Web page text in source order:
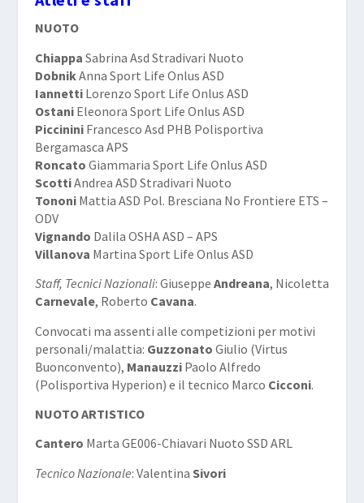
NUOTO
Chiappa Sabrina Asd Stradivari Nuoto
DobnikAnna Sport Life Onlus ASD
IannettiLorenzo Sport Life Onlus ASD
OstaniEleonora Sport Life Onlus ASD
PiccininiFrancesco Asd PHB Polisportiva
Bergamasca APS
Roncato Giammaria Sport Life Onlus ASD
ScottiAndrea ASD Stradivari Nuoto
TononiMattia ASD Pol. Bresciana No Frontiere ETS –
ODV
Vignando Dalila OSHA ASD – APS
Villanova Martina Sport Life Onlus ASD
Staff, Tecnici Nazionali: Giuseppe Andreana, Nicoletta
Carnevale, Roberto Cavana.
Convocati ma assenti alle competizioni per motivi
personali/malattia: Guzzonato Giulio (Virtus
Buonconvento), ManauzziPaolo Alfredo
(Polisportiva Hyperion) e il tecnico Marco Cicconi.
NUOTO ARTISTICO
Cantero Marta GE006-Chiavari Nuoto SSD ARL
Tecnico Nazionale: Valentina Sivori